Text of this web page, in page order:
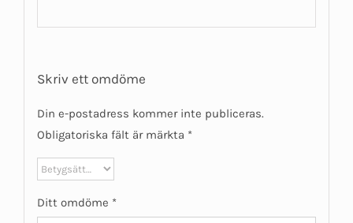
Skriv ett omdöme
Din e-postadress kommer inte publiceras.
Obligatoriska fält är märkta *
Ditt omdöme *